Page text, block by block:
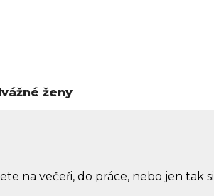
ženy
na večeři, do práce, nebo jen tak si